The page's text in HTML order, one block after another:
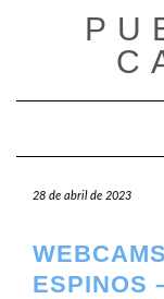
28 de abril de 2023
ESPINOS